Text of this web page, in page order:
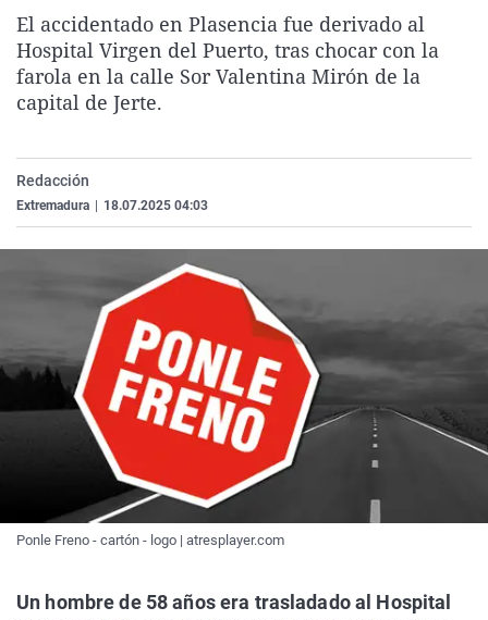
La rosa de los vientos
Gente viajera
Caso
Retornados
Extremadura
Galicia
Virales
Televisión
El accidentado en Plasencia fue derivado al
Hospital Virgen del Puerto, tras chocar con la
farola en la calle Sor Valentina Mirón de la
capital de Jerte.
Redacción
Extremadura 18.07.2025 04:03
Ponle Freno - cartón - logo | atresplayer.com
Un hombre de 58 años era trasladado al Hospital